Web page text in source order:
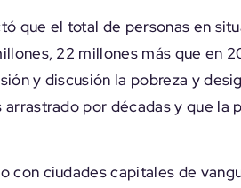
que el total de personas en
22 millones más que en
y discusión la pobreza y
por décadas y que la
con ciudades capitales de